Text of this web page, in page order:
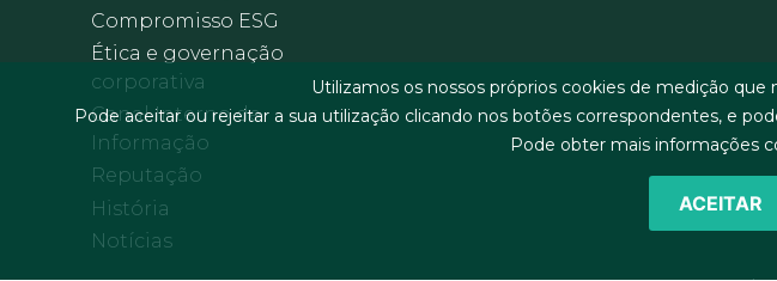
Compromisso ESG
Ética e governação
corporativa
Canal Interno de
Informação
Reputação
História
Notícias
Utilizamos os nossos próprios cookies de medição
Pode aceitar ou rejeitar a sua utilização clicando nos botões correspondentes, e
Pode obter mais informações
ACEITAR